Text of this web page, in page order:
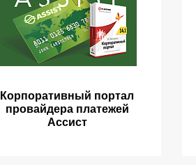
Корпоративный портал
провайдера платежей
Ассист